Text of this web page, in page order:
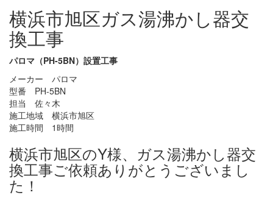
横浜市旭区ガス湯沸かし器交
換工事
パロマ（PH-5BN）設置工事
メーカー パロマ
型番 PH-5BN
担当 佐々木
施工地域 横浜市旭区
施工時間 1時間
横浜市旭区のY様、ガス湯沸かし器交
換工事ご依頼ありがとうございまし
た！